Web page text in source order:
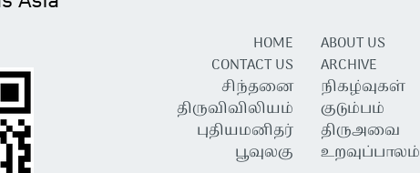
HOME
CONTACT US
சிந்தனை
திருவிவிலியம்
புதியமனிதர்
பூவுலகு
ABOUT US
ARCHIVE
நிகழ்வுகள்
குடும்பம்
திருஅவை
உறவுப்பாலம்